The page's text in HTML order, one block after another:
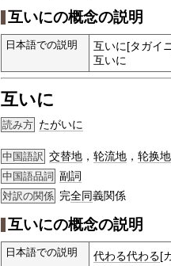
互いにの概念の説明
日本語での説明
互いに[タガイ
互いに
互いに
読み方 たがいに
中国語訳 交替地 ， 轮流地 ， 轮换地
中国語品詞 副詞
対訳の関係 完全同義関係
互いにの概念の説明
日本語での説明 代わる代わる[